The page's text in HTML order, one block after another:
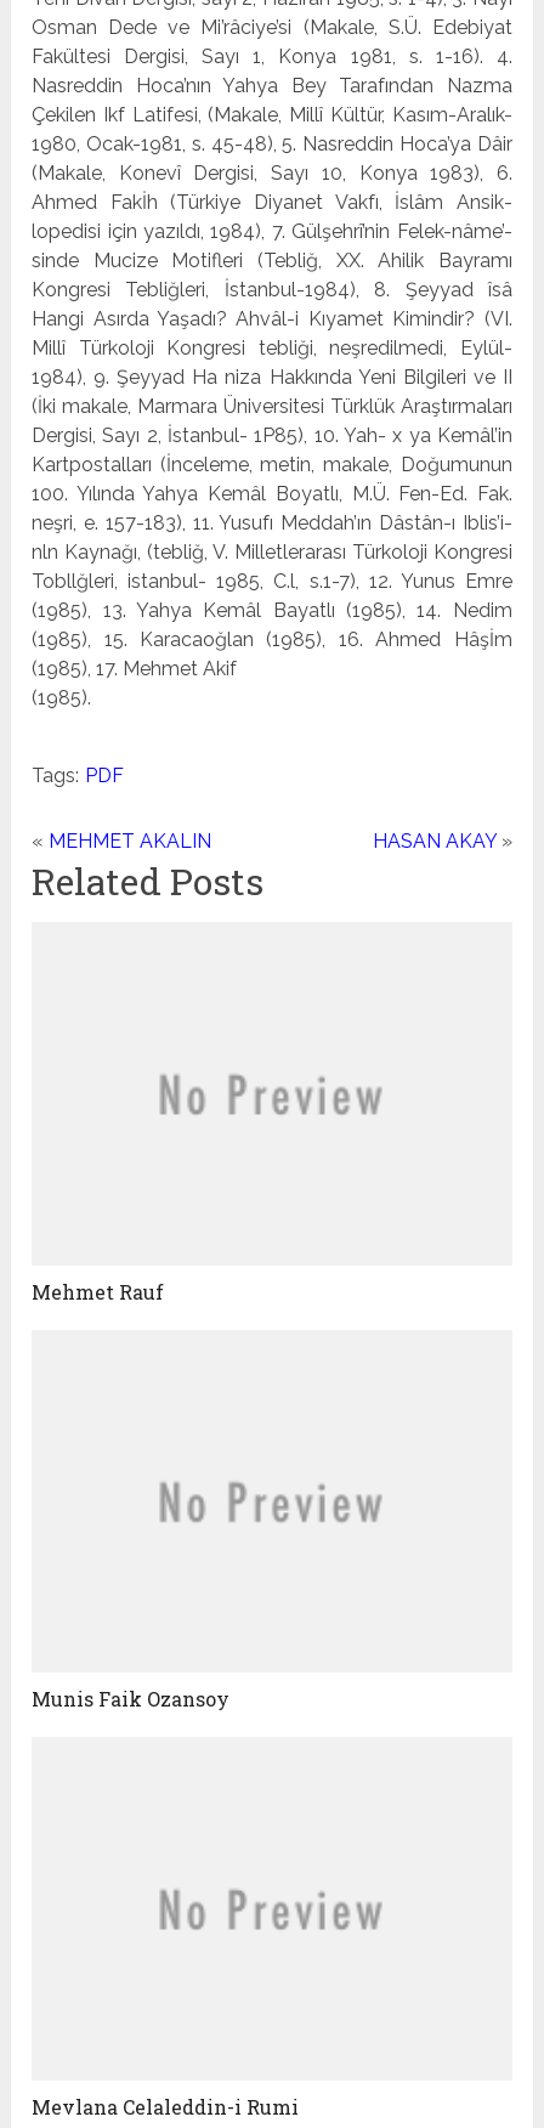
Osman De­de ve Mi’râciye’si (Makale, S.Ü. Edebiyat
Fakültesi Dergisi, Sayı 1, Konya 1981, s. 1-16). 4.
Nasreddin Hoca’nın Yahya Bey Tarafından Nazma
Çekilen Ikf Latifesi, (Makale, Millî Kültür, Kasım-Aralık-
1980, Ocak-1981, s. 45-48), 5. Nasred­din Hoca’ya Dâir
(Makale, Konevî Dergisi, Sayı 10, Konya 1983), 6.
Ahmed Fakİh (Türkiye Diyanet Vakfı, İslâm Ansik­
lopedisi için yazıldı, 1984), 7. Gülşehrî’nin Felek-nâme’-
sinde Mucize Motifleri (Tebliğ, XX. Ahilik Bayramı
Kongresi Tebliğleri, İstanbul-1984), 8. Şeyyad îsâ
Hangi Asırda Yaşa­dı? Ahvâl-i Kıyamet Kimindir? (VI.
Millî Türkoloji Kongresi tebliği, neşredilmedi, Eylül-
1984), 9. Şeyyad Ha niza Hakkın­da Yeni Bilgileri ve II
(İki makale, Marmara Üniversitesi Türklük Araştırmaları
Dergisi, Sayı 2, İstanbul- 1P85), 10. Yah- x ya Kemâl’in
Kartpostalları (İnceleme, metin, makale, Do­ğumunun
100. Yılında Yahya Kemâl Boyatlı, M.Ü. Fen-Ed. Fak.
neşri, e. 157-183), 11. Yusufı Meddah’ın Dâstân-ı Iblis’i-
nln Kaynağı, (tebliğ, V. Milletlerarası Türkoloji Kongresi
Tobllğleri, istanbul- 1985, C.l, s.1-7), 12. Yunus Emre
(1985), 13. Yahya Kemâl Bayatlı (1985), 14. Nedim
(1985), 15. Karacaoğlan (1985), 16. Ahmed Hâşİm
(1985), 17. Mehmet Akif
(1985).
Tags: PDF
« MEHMET AKALIN HASAN AKAY»
Related Posts
Mehmet Rauf
Munis Faik Ozansoy
Mevlana Celaleddin-i Rumi